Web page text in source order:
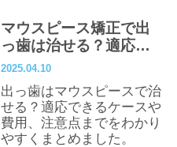
マウスピース矯正で出
っ歯は治せる？適応範
囲・費用・注意点まで
2025.04.10
出っ歯はマウスピースで治
せる？適応できるケースや
費用、注意点までをわかり
やすくまとめました。